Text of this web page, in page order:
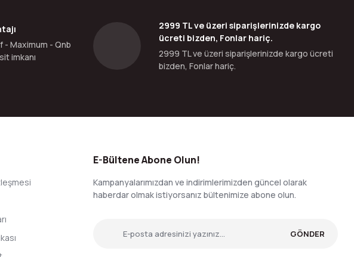
- Maximum - Qnb
imkanı
2999 TL ve üzeri siparişlerinizde kargo
ücreti bizden, Fonlar hariç.
2999 TL ve üzeri siparişlerinizde kargo ücreti
bizden, Fonlar hariç.
E-Bültene Abone Olun!
Kampanyalarımızdan ve indirimlerimizden güncel olarak
haberdar olmak istiyorsanız bültenimize abone olun.
GÖNDER